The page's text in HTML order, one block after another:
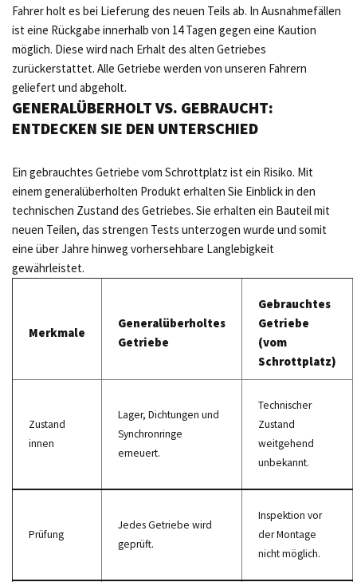
Fahrer holt es bei Lieferung des neuen Teils ab. In Ausnahmefällen
ist eine Rückgabe innerhalb von 14 Tagen gegen eine Kaution
möglich. Diese wird nach Erhalt des alten Getriebes
zurückerstattet. Alle Getriebe werden von unseren Fahrern
geliefert und abgeholt.
GENERALÜBERHOLT VS. GEBRAUCHT:
ENTDECKEN SIE DEN UNTERSCHIED
Ein gebrauchtes Getriebe vom Schrottplatz ist ein Risiko. Mit
einem generalüberholten Produkt erhalten Sie Einblick in den
technischen Zustand des Getriebes. Sie erhalten ein Bauteil mit
neuen Teilen, das strengen Tests unterzogen wurde und somit
eine über Jahre hinweg vorhersehbare Langlebigkeit
gewährleistet.
Merkmale
Generalüberholtes
Getriebe
Gebrauchtes
Getriebe
(vom
Schrottplatz)
Zustand
innen
Lager, Dichtungen und
Synchronringe
erneuert.
Technischer
Zustand
weitgehend
unbekannt.
Prüfung
Jedes Getriebe wird
geprüft.
Inspektion vor
der Montage
nicht möglich.